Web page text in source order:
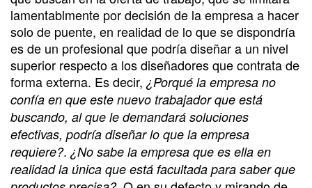
lamentablmente por decisión de la empresa a hacer
solo de puente, en realidad de lo que se dispondría
es de un profesional que podría diseñar a un nivel
superior respecto a los diseñadores que contrata de
forma externa. Es decir, ¿Porqué la empresa no
confía en que este nuevo trabajador que está
buscando, al que le demandará soluciones
efectivas, podría diseñar lo que la empresa
requiere?. ¿No sabe la empresa que es ella en
realidad la única que está facultada para saber que